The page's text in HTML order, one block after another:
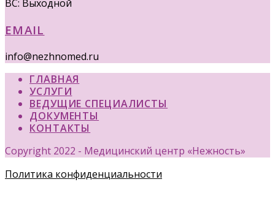
ВС: Выходной
EMAIL
info@nezhnomed.ru
ГЛАВНАЯ
УСЛУГИ
ВЕДУЩИЕ СПЕЦИАЛИСТЫ
ДОКУМЕНТЫ
КОНТАКТЫ
Copyright 2022 - Медицинский центр «Нежность»
Политика конфиденциальности